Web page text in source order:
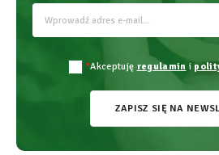
*Akceptuję regulamin i
ZAPISZ SIĘ NA